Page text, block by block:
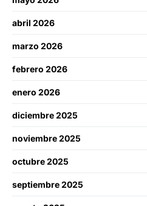
abril 2026
marzo 2026
febrero 2026
enero 2026
diciembre 2025
noviembre 2025
octubre 2025
septiembre 2025